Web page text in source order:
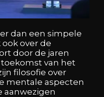
dan een simpele
over de
door de jaren
toekomst van het
filosofie over
mentale aspecten
aanwezigen